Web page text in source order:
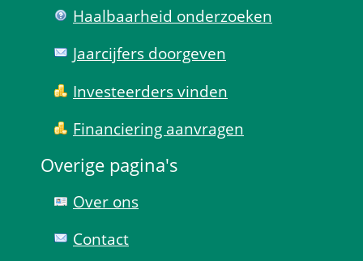
Haal­baar­heid onder­zoeken
Jaarcijfers doorgeven
Investeerders vinden
Financiering aanvragen
Overige pagina's
Over ons
Contact